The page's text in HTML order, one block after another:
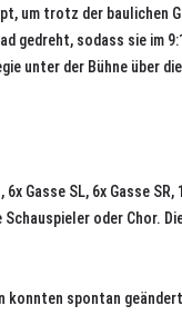
um trotz der baulichen
gedreht, sodass sie im
unter der Bühne
Gasse SL, 6x Gasse
oder Chor.
spontan